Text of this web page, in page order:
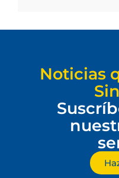
Noticias